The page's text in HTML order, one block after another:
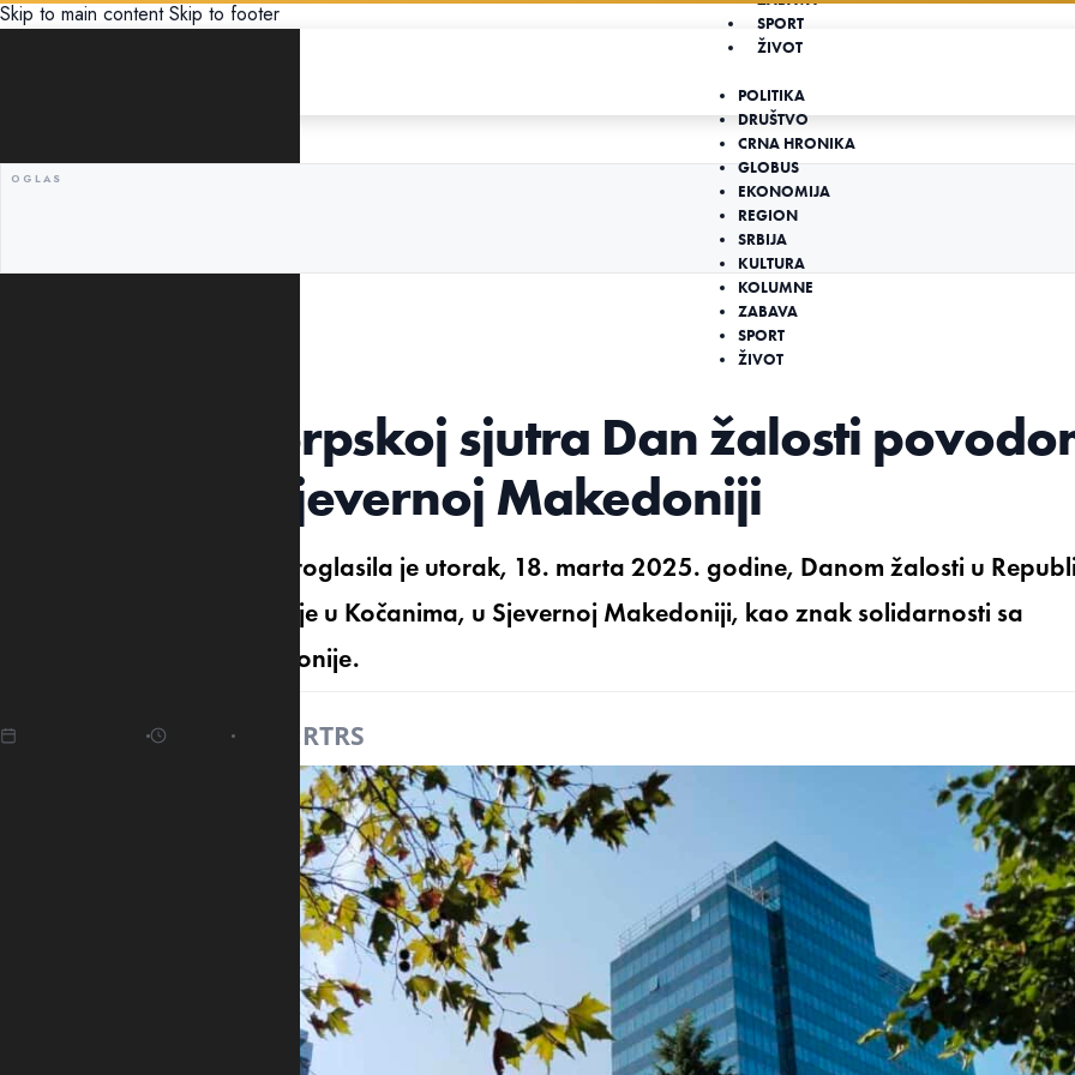
Skip to main content Skip to footer
SPORT
ŽIVOT
POLITIKA
DRUŠTVO
CRNA HRONIKA
GLOBUS
EKONOMIJA
REGION
SRBIJA
KULTURA
KOLUMNE
ZABAVA
SPORT
ŽIVOT
U Republici Srpskoj sjutra Dan žalosti
tragedije u Sjevernoj Makedoniji
Vlada Republike Srpske proglasila je utorak, 18. marta 2025. godine, Danom žalosti u
Srpskoj, povodom tragedije u Kočanima, u Sjevernoj Makedoniji, kao znak solidarnosti sa
narodom Sjeverne Makedonije.
RTRS